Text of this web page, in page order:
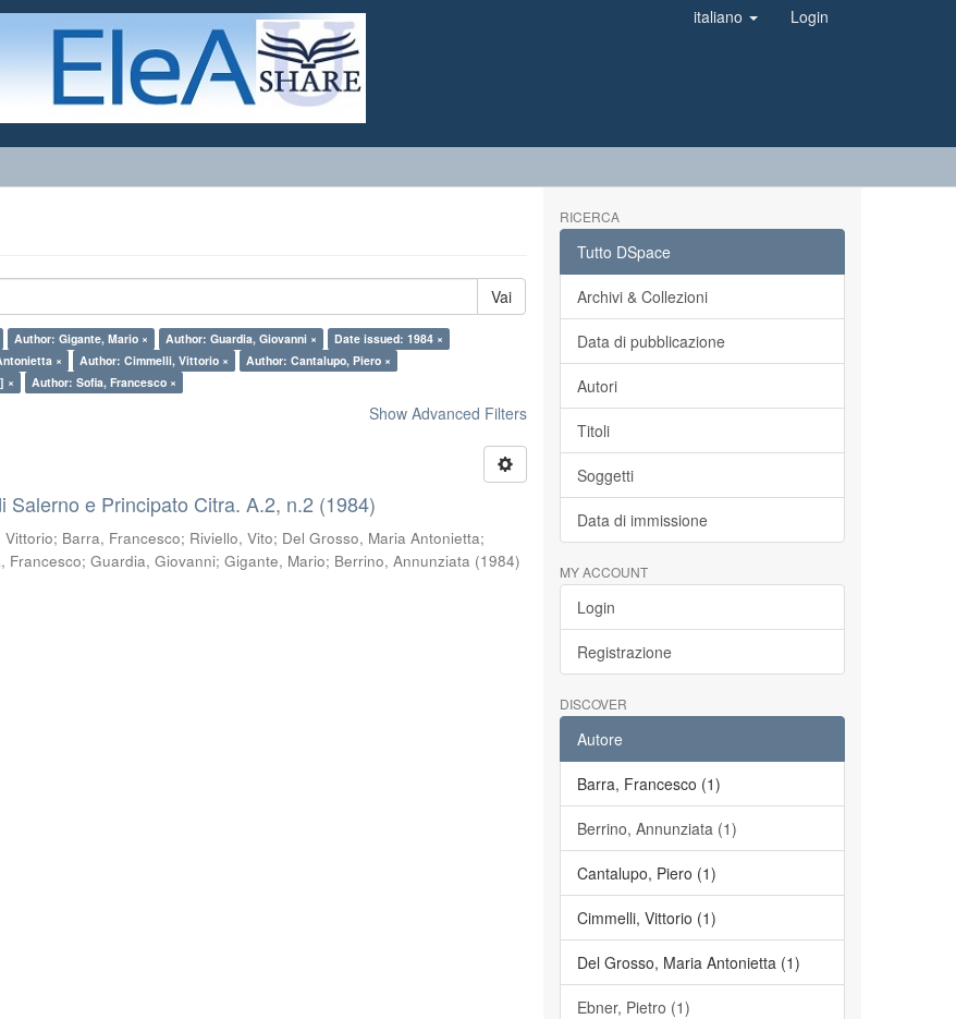
italiano Login
Vai
Author: Gigante, Mario × Author: Guardia, Giovanni ×
Date issued: 1984 ×
×
Author: Cimmelli, Vittorio ×
Author: Cantalupo, Piero ×
×
Author: Sofia, Francesco ×
Show Advanced Filters
Salerno e Principato Citra. A.2, n.2 (1984)
Vittorio; Barra, Francesco; Riviello, Vito; Del Grosso, Maria Antonietta;
Francesco;Guardia, Giovanni;Gigante, Mario; Berrino, Annunziata (1984)
RICERCA
Tutto DSpace
Archivi & Collezioni
Data di pubblicazione
Autori
Titoli
Soggetti
Data di immissione
MY ACCOUNT
Login
Registrazione
DISCOVER
Autore
Barra, Francesco (1)
Berrino, Annunziata (1)
Cantalupo, Piero (1)
Cimmelli, Vittorio (1)
Del Grosso, Maria Antonietta (1)
Ebner, Pietro (1)